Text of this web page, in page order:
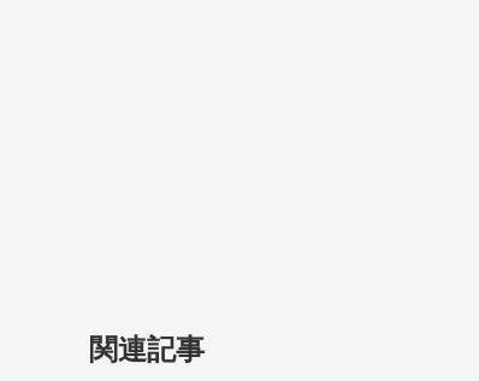
関連記事